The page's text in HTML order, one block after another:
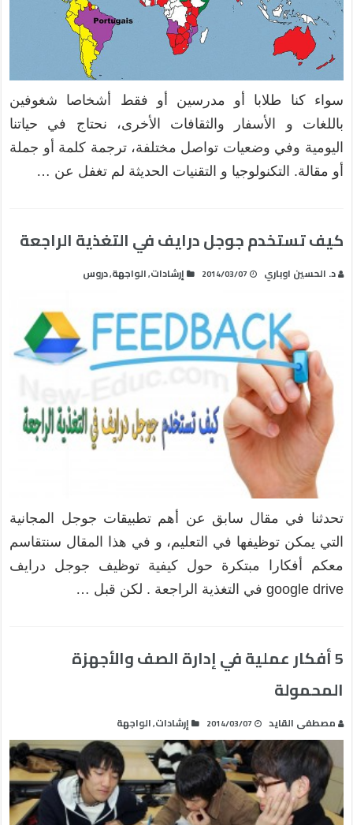
سواء كنا طلابا أو مدرسين أو فقط أشخاصا شغوفين
باللغات و الأسفار والثقافات الأخرى، نحتاج في حياتنا
اليومية وفي وضعيات تواصل مختلفة، ترجمة كلمة أو جملة
أو مقالة. التكنولوجيا و التقنيات الحديثة لم تغفل عن …
كيف تستخدم جوجل درايف في التغذية الراجعة
د. الحسين اوباري 2014/03/07 إرشادات,الواجهة,دروس
تحدثنا في مقال سابق عن أهم تطبيقات جوجل المجانية
التي يمكن توظيفها في التعليم، و في هذا المقال سنتقاسم
معكم أفكارا مبتكرة حول كيفية توظيف جوجل درايف
google drive في التغذية الراجعة . لكن قبل …
5 أفكار عملية في إدارة الصف والأجهزة
المحمولة
مصطفى القايد 2014/03/07 إرشادات,الواجهة